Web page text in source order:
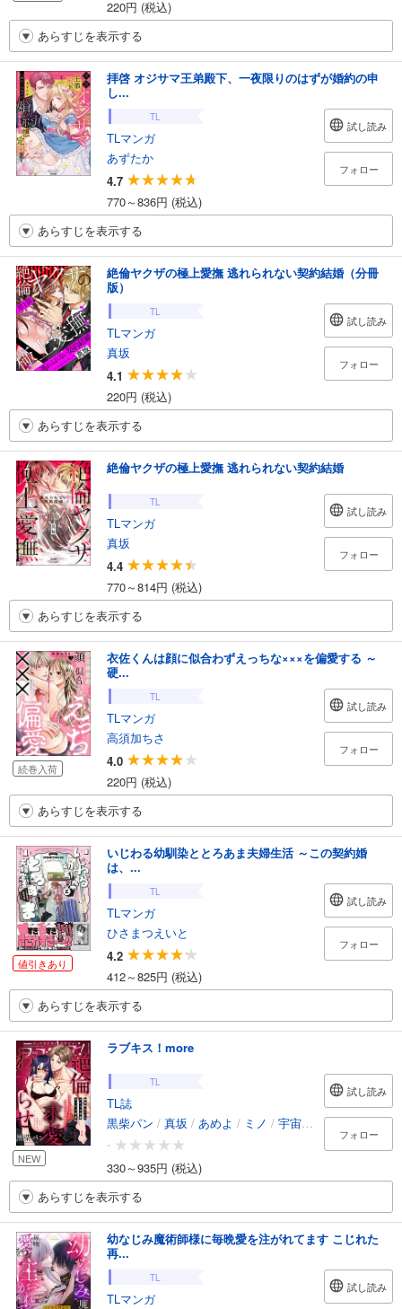
220円 (税込)
あらすじを表示する
拝啓 オジサマ王弟殿下、一夜限りのはずが婚約の申
し...
TL
TLマンガ
あずたか
4.7
770～836円 (税込)
試し読み
フォロー
あらすじを表示する
絶倫ヤクザの極上愛撫 逃れられない契約結婚（分冊
版）
TL
TLマンガ
真坂
4.1
220円 (税込)
試し読み
フォロー
あらすじを表示する
絶倫ヤクザの極上愛撫 逃れられない契約結婚
TL
TLマンガ
真坂
4.4
770～814円 (税込)
試し読み
フォロー
あらすじを表示する
続巻入荷
衣佐くんは顔に似合わずえっちな×××を偏愛する ～
硬...
TL
TLマンガ
高須加ちさ
4.0
220円 (税込)
試し読み
フォロー
あらすじを表示する
値引きあり
いじわる幼馴染ととろあま夫婦生活 ～この契約婚
は、...
TL
TLマンガ
ひさまつえいと
4.2
412～825円 (税込)
試し読み
フォロー
あらすじを表示する
NEW
ラブキス！more
TL
TL誌
黒柴パン / 真坂 / あめよ / ミノ / 宇宙野ユニコ /マオst/
-
330～935円 (税込)
試し読み
フォロー
あらすじを表示する
幼なじみ魔術師様に毎晩愛を注がれてます こじれた
再...
TL
TLマンガ
試し読み